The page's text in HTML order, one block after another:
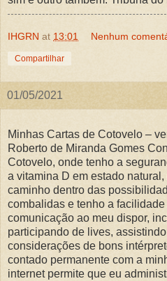
IHGRN at 13:01 Nenhum
Compartilhar
01/05/2021
Minhas Cartas de Cotovelo –
Roberto de Miranda Gomes
Cotovelo, onde tenho a
a vitamina D em estado
caminho dentro das
combalidas e tenho a
comunicação ao meu dispor,
participando de lives,
considerações de bons
contado permanente com a
internet permite que eu